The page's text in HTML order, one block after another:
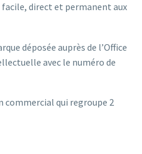
facile, direct et permanent aux
déposée auprès de l’Office
avec le numéro de
qui regroupe 2